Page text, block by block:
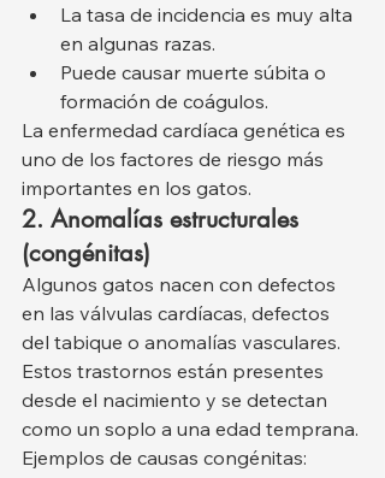
La tasa de incidencia es muy alta
en algunas razas.
Puede causar muerte súbita o
formación de coágulos.
La enfermedad cardíaca genética es
uno de los factores de riesgo más
importantes en los gatos.
2. Anomalías estructurales
(congénitas)
Algunos gatos nacen con defectos
en las válvulas cardíacas, defectos
del tabique o anomalías vasculares.
Estos trastornos están presentes
desde el nacimiento y se detectan
como un soplo a una edad temprana.
Ejemplos de causas congénitas: